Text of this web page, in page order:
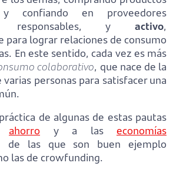
y confiando en proveedores
responsables, y activo,
para lograr relaciones de consumo
En este sentido, cada vez es más
colaborativo, que nace de la
personas para satisfacer una
de algunas de estas pautas
ahorro y a las economías
de las que son buen ejemplo
las de crowfunding.